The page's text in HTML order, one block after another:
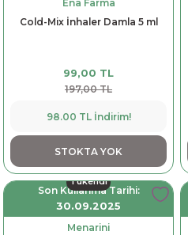
Ena Farma
Cold-Mix İnhaler Damla 5 ml
99,00 TL
197,00 TL
98.00 TL İndirim!
STOKTA YOK
Tükendi
Son Kullanma Tarihi:
30.09.2025
Menarini